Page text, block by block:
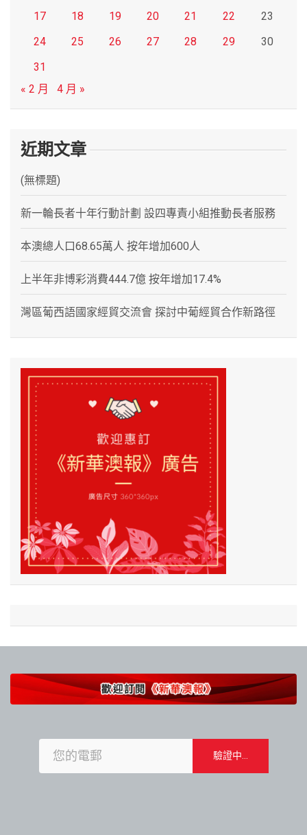
17
18 19 20 21 22
23
24
25 26 27 28 29
30
31
« 2 月
4 月 »
近期文章
(無標題)
新一輪長者十年行動計劃 設四專責小組推動長者服務
本澳總人口68.65萬人 按年增加600人
上半年非博彩消費444.7億 按年增加17.4%
灣區葡西語國家經貿交流會 探討中葡經貿合作新路徑